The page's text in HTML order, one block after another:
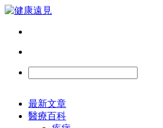
最新文章
醫療百科